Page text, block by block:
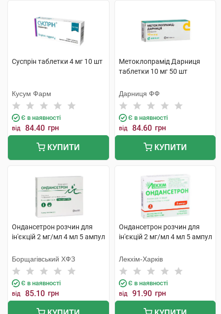
Суспрін таблетки 4 мг 10 шт
Кусум Фарм
Є в наявності
від 84.40 грн
КУПИТИ
Метоклопрамід Дарниця
таблетки 10 мг 50 шт
Дарниця ФФ
Є в наявності
від 84.60 грн
КУПИТИ
Ондансетрон розчин для
ін'єкцій 2 мг/мл 4 мл 5 ампул
Борщагівський ХФЗ
Є в наявності
від 85.10 грн
Ондансетрон розчин для
ін'єкцій 2 мг/мл 4 мл 5 ампул
Лекхім-Харків
Є в наявності
від 91.90 грн